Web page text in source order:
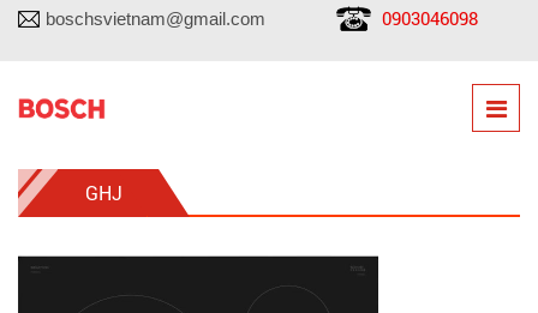
boschsvietnam@gmail.com 0903046098
GHJ